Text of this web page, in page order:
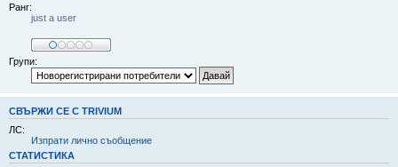
Ранг:
just a user
Групи:
СВЪРЖИ СЕ С TRIVIUM
ЛС:
Изпрати лично съобщение
СТАТИСТИКА